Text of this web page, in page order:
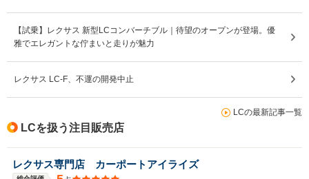
【試乗】レクサス 新型LCコンバーチブル｜待望のオープンが登場。優
雅でエレガントな佇まいと走りが魅力
レクサス LC-F、不運の開発中止
LCの最新記事一覧
LCを扱う注目販売店
レクサス専門店 カーポートアイライズ